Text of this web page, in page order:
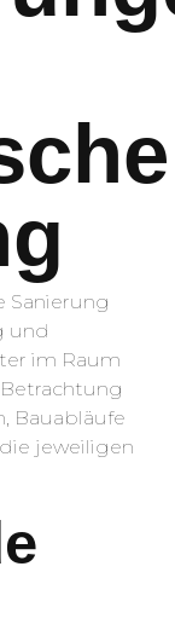
Sanierung
und
im Raum
Bauabläufe
jeweiligen